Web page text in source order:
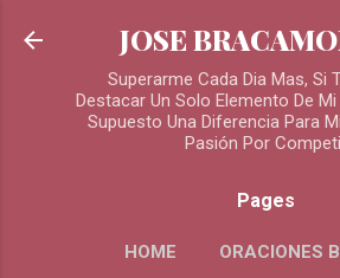
Skip to main
JOSE
Superarme Cada Dia Mas, Si
Destacar Un Solo Elemento De
Supuesto Una Diferencia Para
Pasión Por
Pages
HOME ORACIONES